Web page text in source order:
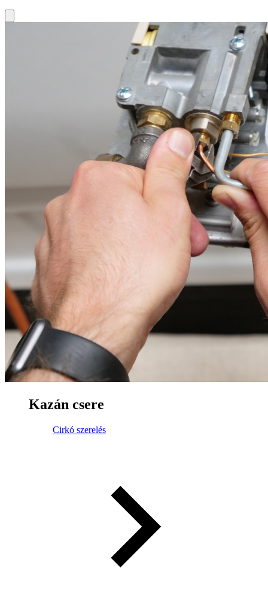
Kazán csere
Cirkó szerelés